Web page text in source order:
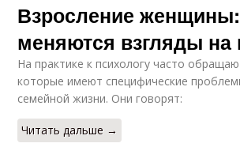
Взросление
меняются взгляды
На практике к психологу часто
которые имеют специфические
семейной жизни. Они говорят:
Читать дальше →